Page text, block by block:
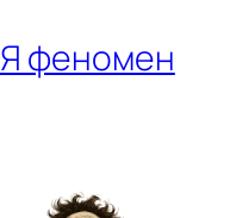
феномен